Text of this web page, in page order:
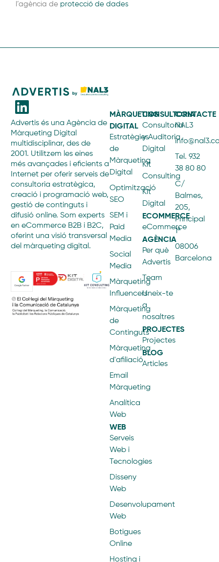
l’agència de protecció de dades
Advertis és una Agència de
Màrqueting Digital
multidisciplinar, des de
2001. Utilitzem les eines
més avançades i eficients a
Internet per oferir serveis de
consultoria estratègica,
creació i programació web,
gestió de continguts i
difusió online. Som experts
en eCommerce B2B i B2C,
oferint una visió transversal
del màrqueting digital.
MÀRQUETING
DIGITAL
Estratègies
de
Màrqueting
Digital
Optimització
SEO
SEM i
Paid
Media
Social
Media
Màrqueting
Influencers
Màrqueting
de
Continguts
Màrqueting
d'afiliació
Email
Màrqueting
Analítica
Web
WEB
Serveis
Web i
Tecnologies
Disseny
Web
Desenvolupament
Web
Botigues
Online
Hosting i
CONSULTORIA
Consultoría
y Auditoria
Digital
Kit
Consulting
Kit
Digital
ECOMMERCE
eCommerce
AGÈNCIA
Per què
Advertis
Team
Uneix-te
a
nosaltres
PROJECTES
Projectes
BLOG
Articles
CONTACTE
NAL3
Tel. 932
38 80 80
C/
Balmes,
205,
Principal
1ª
08006
Barcelona